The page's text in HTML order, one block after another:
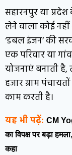
सहारनपुर या
लेने वाला कोई
‘डबल इंजन’ की
एक परिवार या
योजनाएं बनाती है,
हजार ग्राम
काम करती है।
यह भी पढ़ें: CM
का विपक्ष पर बड़ा
कहा